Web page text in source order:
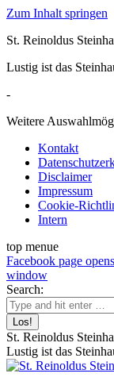
Zum Inhalt springen
St. Reinoldus
Lustig ist das
-
Weitere
Kontakt
Disclaimer
Impressum
Cookie-
Intern
top menue
Facebook page
window
Search:
St. Reinoldus
Lustig ist das